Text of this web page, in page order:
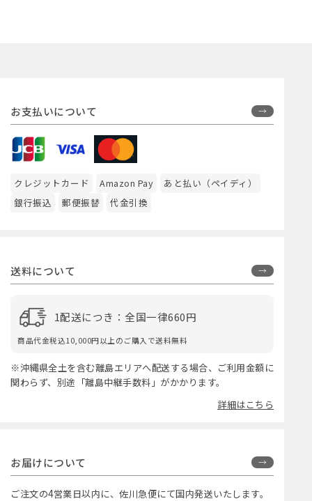
お支払いについて
クレジットカード Amazon Pay
あと払い（ペイディ）
銀行振込
郵便振替 代金引換
送料について
1配送につき：全国一律660円
商品代金税込10,000円以上のご購入で送料無料
※沖縄県全土を含む離島エリアへ配送する場合、ご利用金額に
関わらず、別途「離島中継手数料」がかかります。
詳細はこちら
お届けについて
ご注文の4営業日以内に、佐川急便にて国内発送いたします。